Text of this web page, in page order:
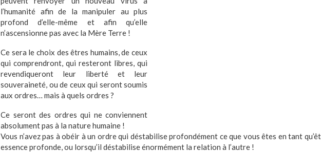
l’humanité afin de la manipuler au plus
profond d’elle-même et afin qu’elle
n’ascensionne pas avec la Mère Terre !
Ce sera le choix des êtres humains, de ceux
qui comprendront, qui resteront libres, qui
revendiqueront leur liberté et leur
souveraineté, ou de ceux qui seront soumis
aux ordres… mais à quels ordres ?
Ce seront des ordres qui ne conviennent
absolument pas à la nature humaine !
Vous n’avez pas à obéir à un ordre qui déstabilise profondément ce que vous êtes en tant
essence profonde, ou lorsqu’il déstabilise énormément la relation à l’autre !